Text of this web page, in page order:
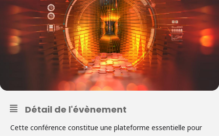
Détail de l'évènement
Cette conférence constitue une plateforme essentielle pour